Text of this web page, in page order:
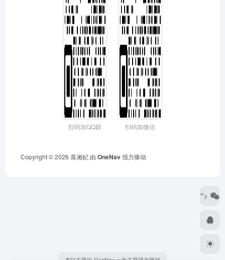
扫码加QQ群 扫码加微信
Copyright © 2026 喜湘妃 由 OneNav强力驱动
">